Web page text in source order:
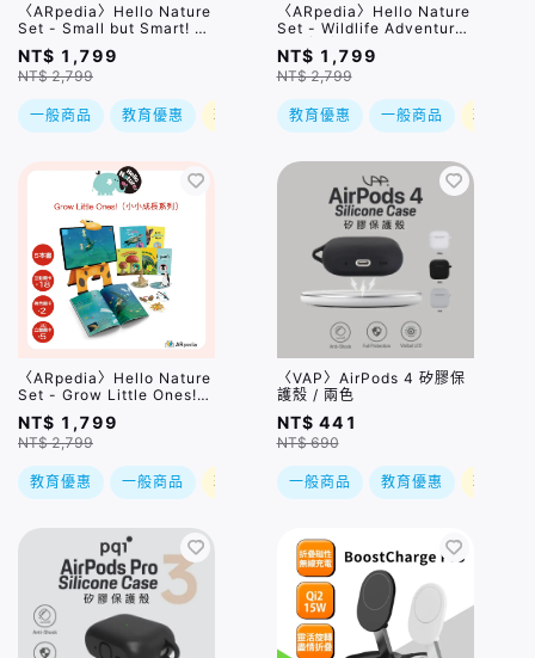
〈ARpedia〉Hello Nature
Set - Small but Smart! 小
動物大本事系列
NT$ 1,799
NT$ 2,799
一般商品 教育優惠 現折
〈ARpedia〉Hello Nature
Set - Wildlife Adventures
動物探險系列
NT$ 1,799
NT$ 2,799
教育優惠 一般商品 現折
〈ARpedia〉Hello Nature
Set - Grow Little Ones!
小小成長系列
NT$ 1,799
NT$ 2,799
教育優惠 一般商品 現折
〈VAP〉AirPods 4 矽膠保
護殼 / 兩色
NT$ 441
NT$ 690
一般商品 教育優惠 現折